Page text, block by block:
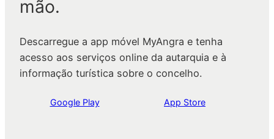
mão.
Descarregue a app móvel MyAngra e tenha
acesso aos serviços online da autarquia e à
informação turística sobre o concelho.
Google Play App Store